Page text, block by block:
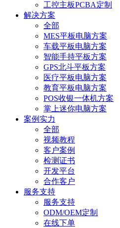
工控主板PCBA定制
解决方案
全部
MES平板电脑方案
车载平板电脑方案
智能手持平板方案
GPS北斗平板方案
医疗平板电脑方案
教育平板电脑方案
POS收银一体机方案
掌上迷你电脑方案
案例实力
全部
视频教程
客户案例
检测证书
开发平台
合作客户
服务支持
服务支持
ODM/OEM定制
在线下单